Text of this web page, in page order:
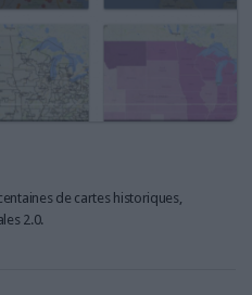
de cartes historiques,
2.0.